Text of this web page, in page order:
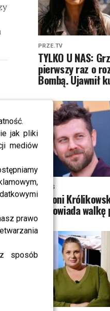
jak pliki
mediów
prawo
sposób
PRZE.TV
TYLKO U NAS:
pierwszy raz o
Bombą. Ujawnił
NEWS
Antoni
Zapowiada